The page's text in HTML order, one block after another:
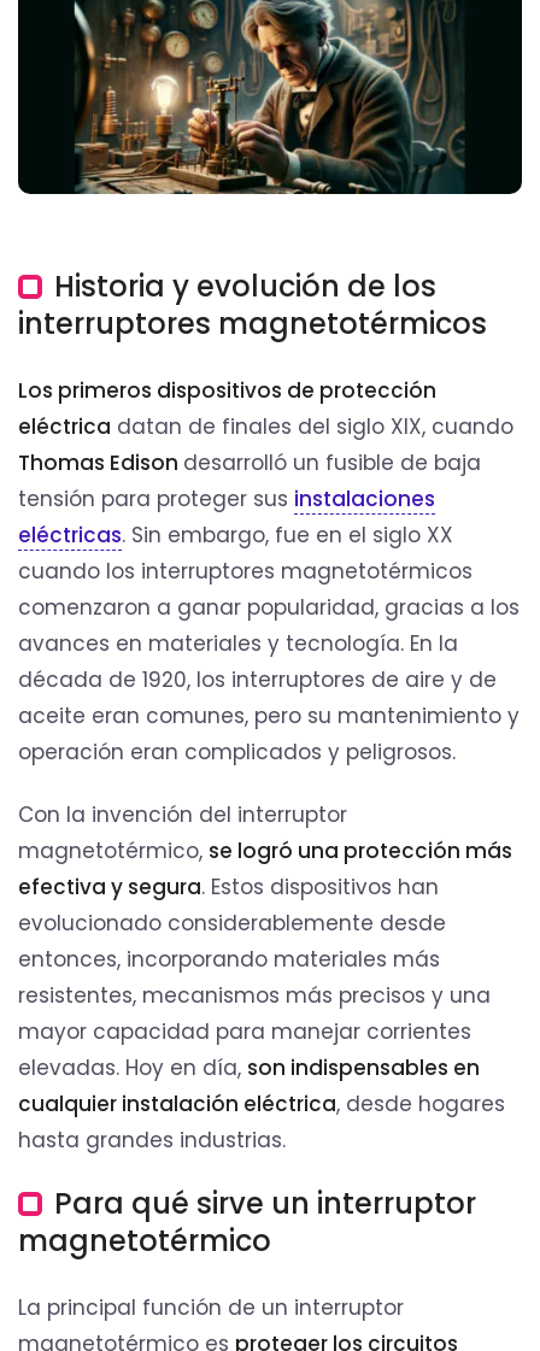
Historia y evolución de los
interruptores magnetotérmicos
Los primeros dispositivos de protección
eléctrica datan de finales del siglo XIX, cuando
Thomas Edison desarrolló un fusible de baja
tensión para proteger sus instalaciones
eléctricas. Sin embargo, fue en el siglo XX
cuando los interruptores magnetotérmicos
comenzaron a ganar popularidad, gracias a los
avances en materiales y tecnología. En la
década de 1920, los interruptores de aire y de
aceite eran comunes, pero su mantenimiento y
operación eran complicados y peligrosos.
Con la invención del interruptor
magnetotérmico, se logró una protección más
efectiva y segura. Estos dispositivos han
evolucionado considerablemente desde
entonces, incorporando materiales más
resistentes, mecanismos más precisos y una
mayor capacidad para manejar corrientes
elevadas. Hoy en día, son indispensables en
cualquier instalación eléctrica, desde hogares
hasta grandes industrias.
Para qué sirve un interruptor
magnetotérmico
La principal función de un interruptor
magnetotérmico es proteger los circuitos